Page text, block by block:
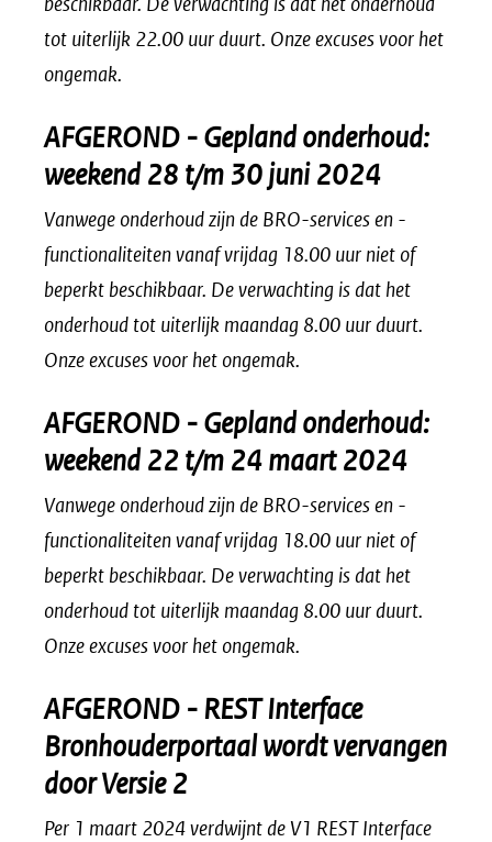
tot uiterlijk 22.00 uur duurt. Onze excuses voor het
ongemak.
AFGEROND - Gepland onderhoud:
weekend 28 t/m 30 juni 2024
Vanwege onderhoud zijn de BRO-services en -
functionaliteiten vanaf vrijdag 18.00 uur niet of
beperkt beschikbaar. De verwachting is dat het
onderhoud tot uiterlijk maandag 8.00 uur duurt.
Onze excuses voor het ongemak.
AFGEROND - Gepland onderhoud:
weekend 22 t/m 24 maart 2024
Vanwege onderhoud zijn de BRO-services en -
functionaliteiten vanaf vrijdag 18.00 uur niet of
beperkt beschikbaar. De verwachting is dat het
onderhoud tot uiterlijk maandag 8.00 uur duurt.
Onze excuses voor het ongemak.
AFGEROND - REST Interface
Bronhouderportaal wordt vervangen
door Versie 2
Per 1 maart 2024 verdwijnt de V1 REST Interface